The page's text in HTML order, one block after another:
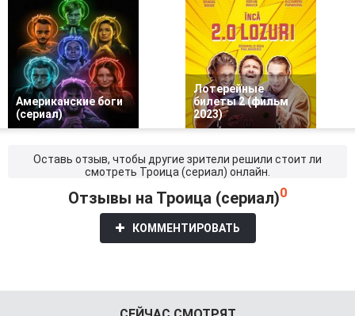
Американские боги
(сериал)
Лотерейные
билеты 2 (фильм
2023)
Оставь отзыв, чтобы другие зрители решили стоит ли
смотреть Троица (сериал) онлайн.
Отзывы на Троица (сериал)0
КОММЕНТИРОВАТЬ